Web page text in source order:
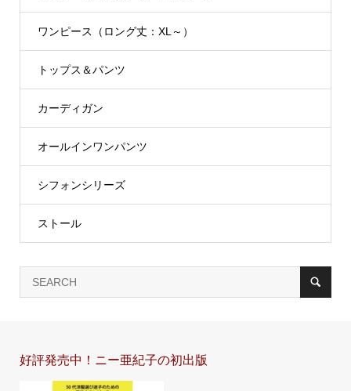
ワンピース（ロング丈：XL～）
トップス＆パンツ
カーディガン
オールインワンパンツ
シフォンシリーズ
ストール
好評発売中！ニー亜紀子の初出版